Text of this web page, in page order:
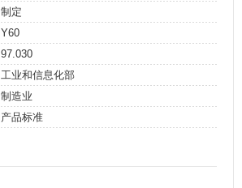
制定
Y60
97.030
工业和信息化部
制造业
产品标准